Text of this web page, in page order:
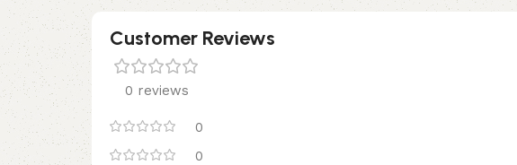
Customer Reviews
0 reviews
0
0